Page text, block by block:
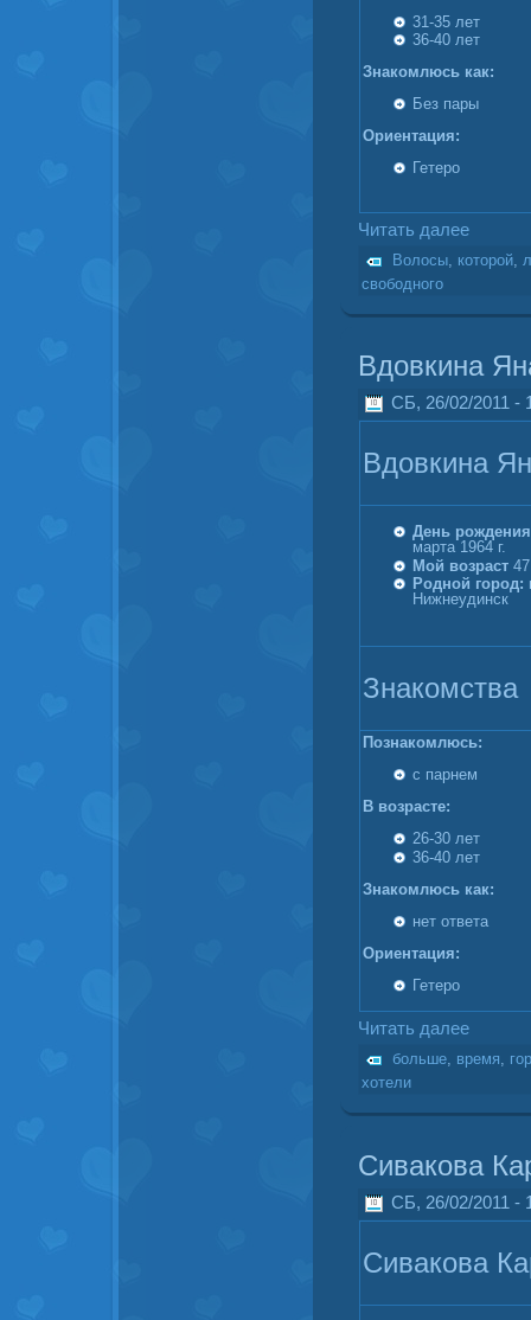
31-35 лет
36-40 лет
Знакомлюсь как:
Без пары
Ориентация:
Гетеро
Читать далее
Волосы, которой,
свободного
Вдовкина
СБ, 26/02/2011 -
Вдовкина
День
марта 1964 г.
Мой возраст
Родной город:
Нижнеудинск
Знакомства
Познакомлюсь:
с парнем
В возрасте:
26-30 лет
36-40 лет
Знакомлюсь как:
нет ответа
Ориентация:
Гетеро
Читать далее
больше, время,
хотели
Сивакова
СБ, 26/02/2011 -
Сивакова